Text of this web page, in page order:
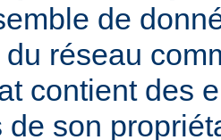
de
réseau
contient des
de son